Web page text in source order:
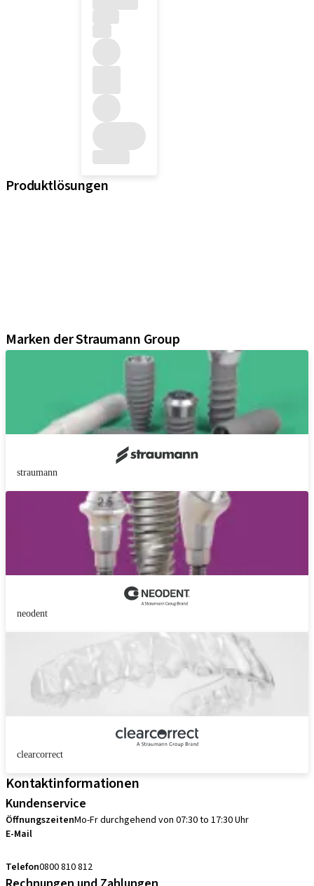
Produktlösungen
Marken der Straumann Group
straumann
neodent
clearcorrect
Kontaktinformationen
Kundenservice
ÖffnungszeitenMo-Fr durchgehend von 07:30 to 17:30 Uhr
E-Mail
Telefon0800 810 812